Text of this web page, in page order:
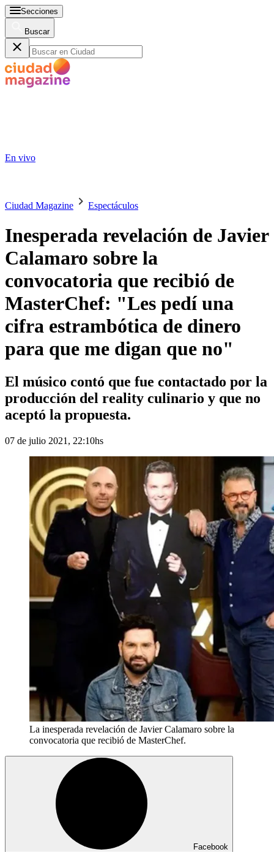
Secciones
Buscar
En vivo
Ciudad Magazine Espectáculos
Inesperada revelación de Javier
Calamaro sobre la
convocatoria que recibió de
MasterChef: "Les pedí una
cifra estrambótica de dinero
para que me digan que no"
El músico contó que fue contactado por la
producción del reality culinario y que no
aceptó la propuesta.
07 de julio 2021, 22:10hs
La inesperada revelación de Javier Calamaro sobre la
convocatoria que recibió de MasterChef.
Facebook